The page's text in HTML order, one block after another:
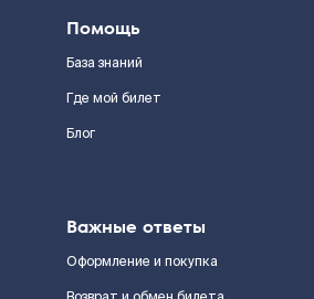
Помощь
База знаний
Где мой билет
Блог
Важные ответы
Оформление и покупка